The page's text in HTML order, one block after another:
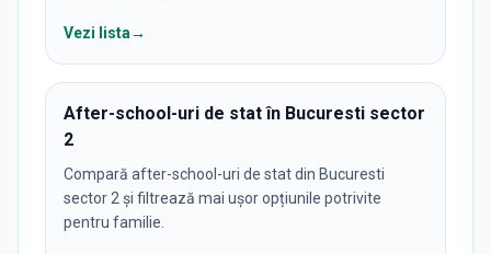
Vezi lista→
After-school-uri de stat în Bucuresti sector
2
Compară after-school-uri de stat din Bucuresti
sector 2 și filtrează mai ușor opțiunile potrivite
pentru familie.